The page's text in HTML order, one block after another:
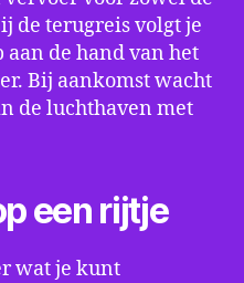
de terugreis volgt je
de hand van het
Bij aankomst wacht
de luchthaven met
een rijtje
wat je kunt